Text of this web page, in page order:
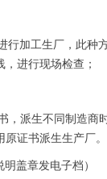
加工生厂，此种
进行现场检查；
派生不同制造商
证书派生生产厂。
盖章发电子档）